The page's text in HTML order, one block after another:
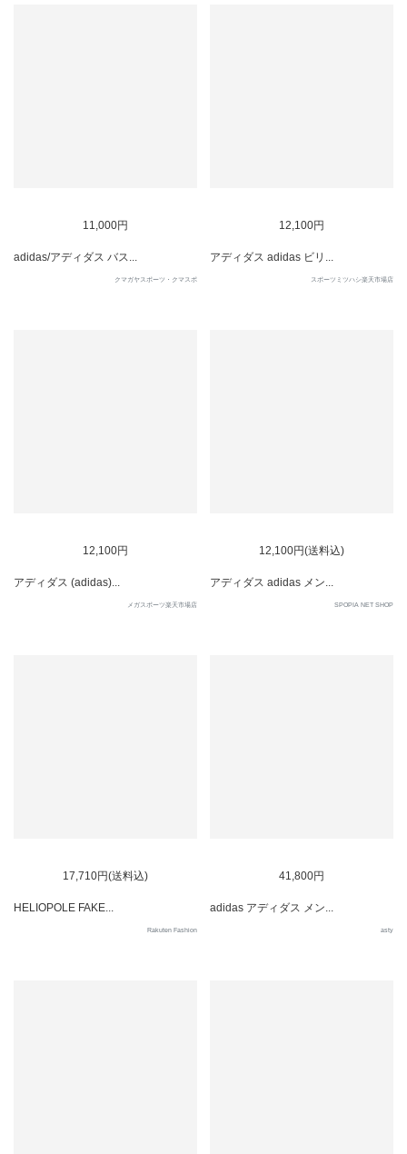
11,000円
adidas/アディダス バス...
クマガヤスポーツ・クマスポ
12,100円
アディダス adidas ビリ...
スポーツミツハシ楽天市場店
12,100円
アディダス (adidas)...
メガスポーツ楽天市場店
12,100円(送料込)
アディダス adidas メン...
SPOPIA NET SHOP
17,710円(送料込)
HELIOPOLE FAKE...
Rakuten Fashion
41,800円
adidas アディダス メン...
asty